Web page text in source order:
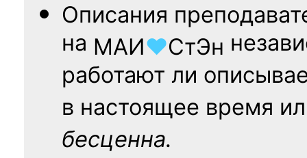
Описания
на МАИ♥СтЭн
работают ли
в настоящее время
бесценна.